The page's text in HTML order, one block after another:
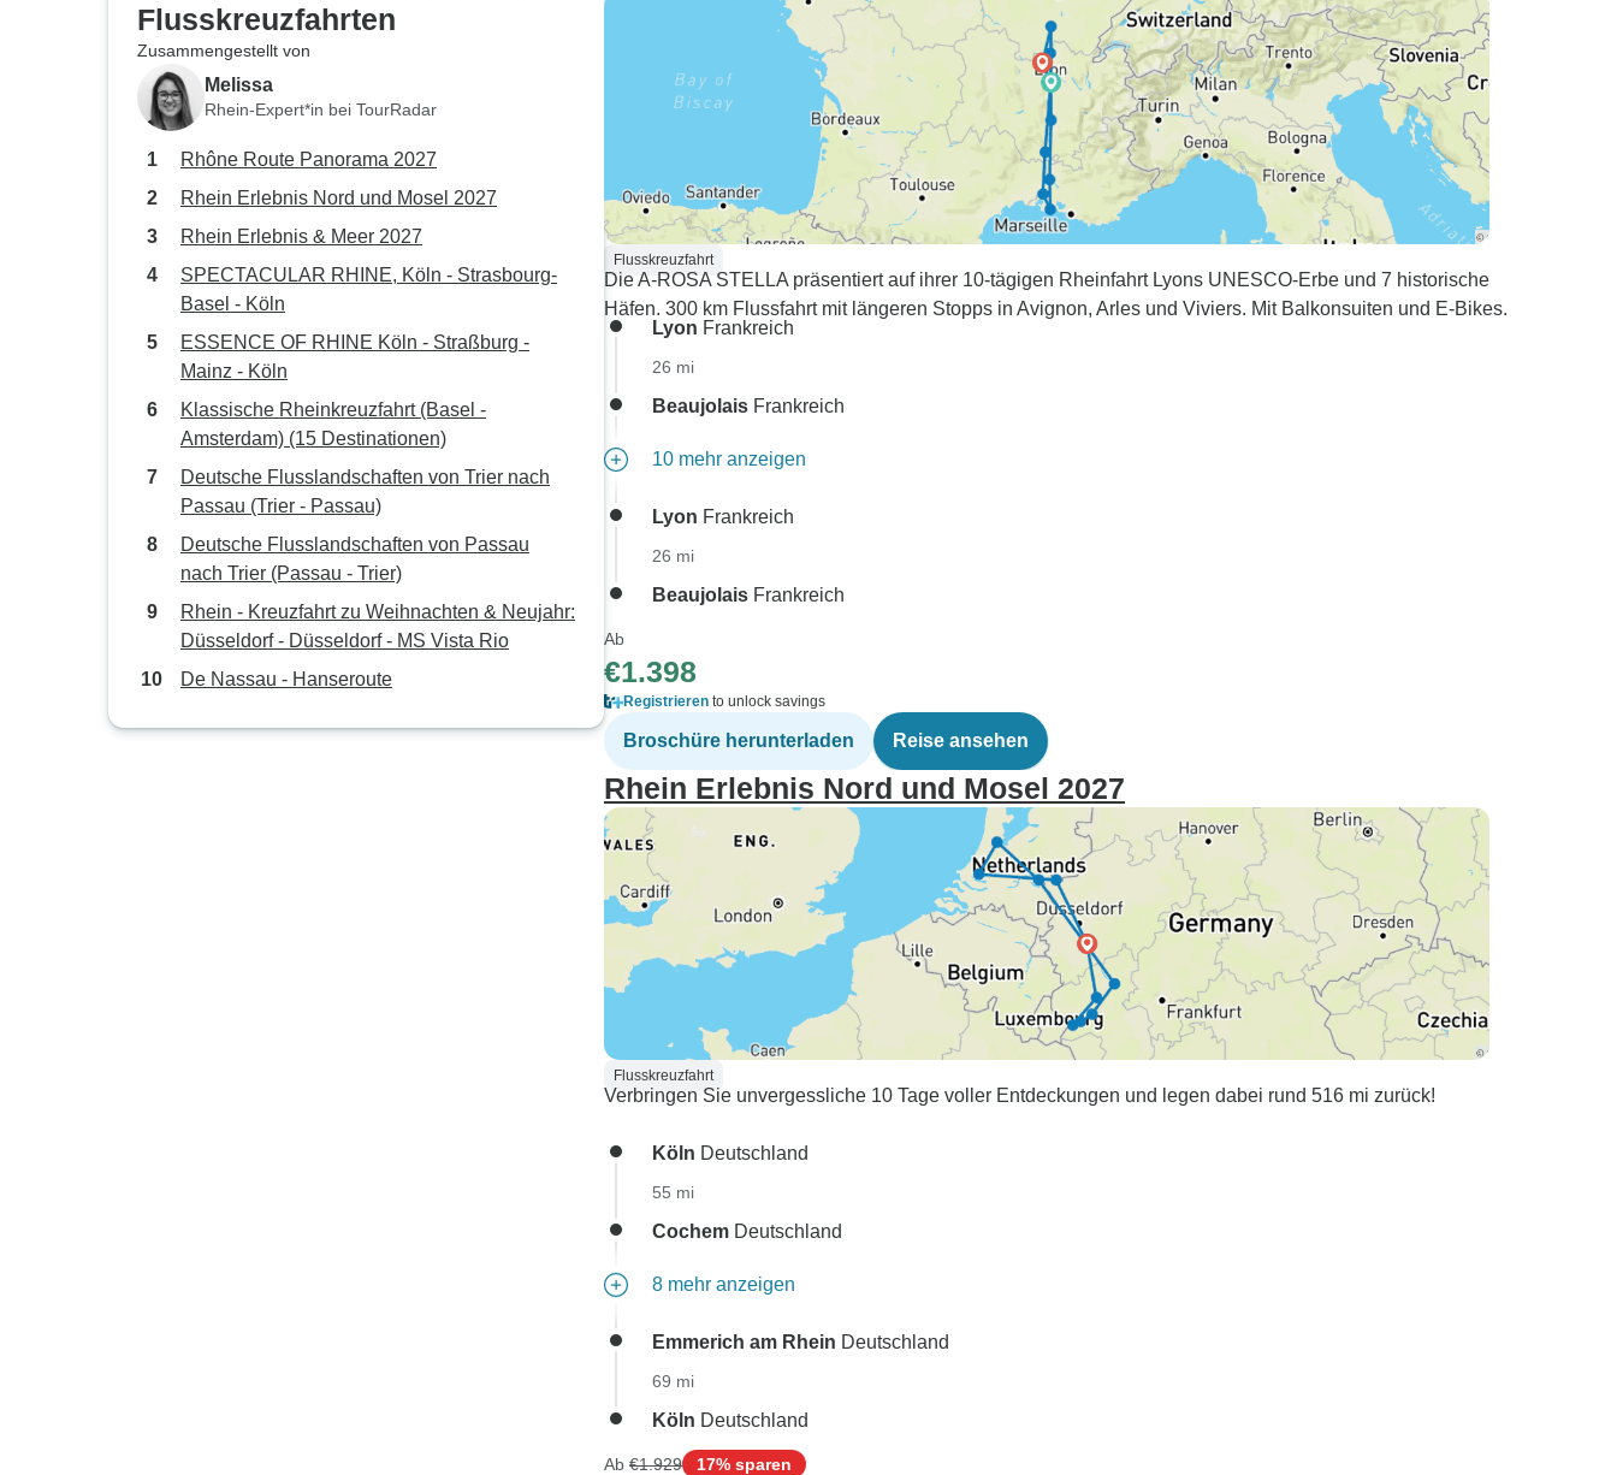
Flusskreuzfahrten
Zusammengestellt von
Melissa
Rhein-Expert*in bei TourRadar
Rhône Route Panorama 2027
Rhein Erlebnis Nord und Mosel 2027
Rhein Erlebnis & Meer 2027
SPECTACULAR RHINE, Köln - Strasbourg-
Basel - Köln
ESSENCE OF RHINE Köln - Straßburg -
Mainz - Köln
Klassische Rheinkreuzfahrt (Basel -
Amsterdam) (15 Destinationen)
Deutsche Flusslandschaften von Trier nach
Passau (Trier - Passau)
Deutsche Flusslandschaften von Passau
nach Trier (Passau - Trier)
Rhein - Kreuzfahrt zu Weihnachten & Neujahr:
Düsseldorf - Düsseldorf - MS Vista Rio
De Nassau - Hanseroute
Flusskreuzfahrt
Die A-ROSA STELLA präsentiert auf ihrer 10-tägigen Rheinfahrt Lyons UNESCO-Erbe und 7 historische
Häfen. 300 km Flussfahrt mit längeren Stopps in Avignon, Arles und Viviers. Mit Balkonsuiten und E-Bikes.
Lyon Frankreich
26 mi
Beaujolais Frankreich
10 mehr anzeigen
Lyon Frankreich
26 mi
Beaujolais Frankreich
Ab
€1.398
Registrieren to unlock savings
Broschüre herunterladen Reise ansehen
Rhein Erlebnis Nord und Mosel 2027
Flusskreuzfahrt
Verbringen Sie unvergessliche 10 Tage voller Entdeckungen und legen dabei rund 516 mi zurück!
Köln Deutschland
55 mi
Cochem Deutschland
8 mehr anzeigen
Emmerich am Rhein Deutschland
69 mi
Köln Deutschland
Ab €1.929 17% sparen